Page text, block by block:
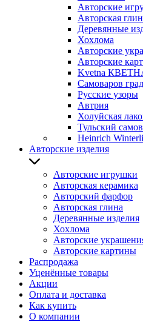
Авторские
Авторская
Деревянные
Хохлома
Авторские
Авторские
Kvetna
Самоваров град
Русские узоры
Автрия
Холуйская
Тульский
Heinrich
Авторские изделия
Авторские игрушки
Авторская керамика
Авторский фарфор
Авторская глина
Деревянные изделия
Хохлома
Авторские
Авторские картины
Распродажа
Уценённые товары
Акции
Оплата и доставка
Как купить
О компании